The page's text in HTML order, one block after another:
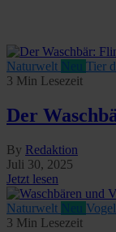
Naturwelt
Tier
3 Min Lesezeit
Der
By Redaktion
Juli 30, 2025
Jetzt lesen
Naturwelt
3 Min Lesezeit